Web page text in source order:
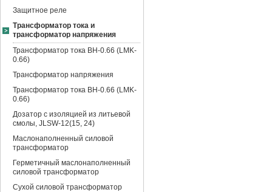
Защитное реле
Трансформатор тока и
трансформатор напряжения
Трансформатор тока BH-0.66 (LMK-
0.66)
Трансформатор напряжения
Трансформатор тока BH-0.66 (LMK-
0.66)
Дозатор с изоляцией из литьевой
смолы, JLSW-12(15, 24)
Маслонаполненный силовой
трансформатор
Герметичный маслонаполненный
силовой трансформатор
Сухой силовой трансформатор